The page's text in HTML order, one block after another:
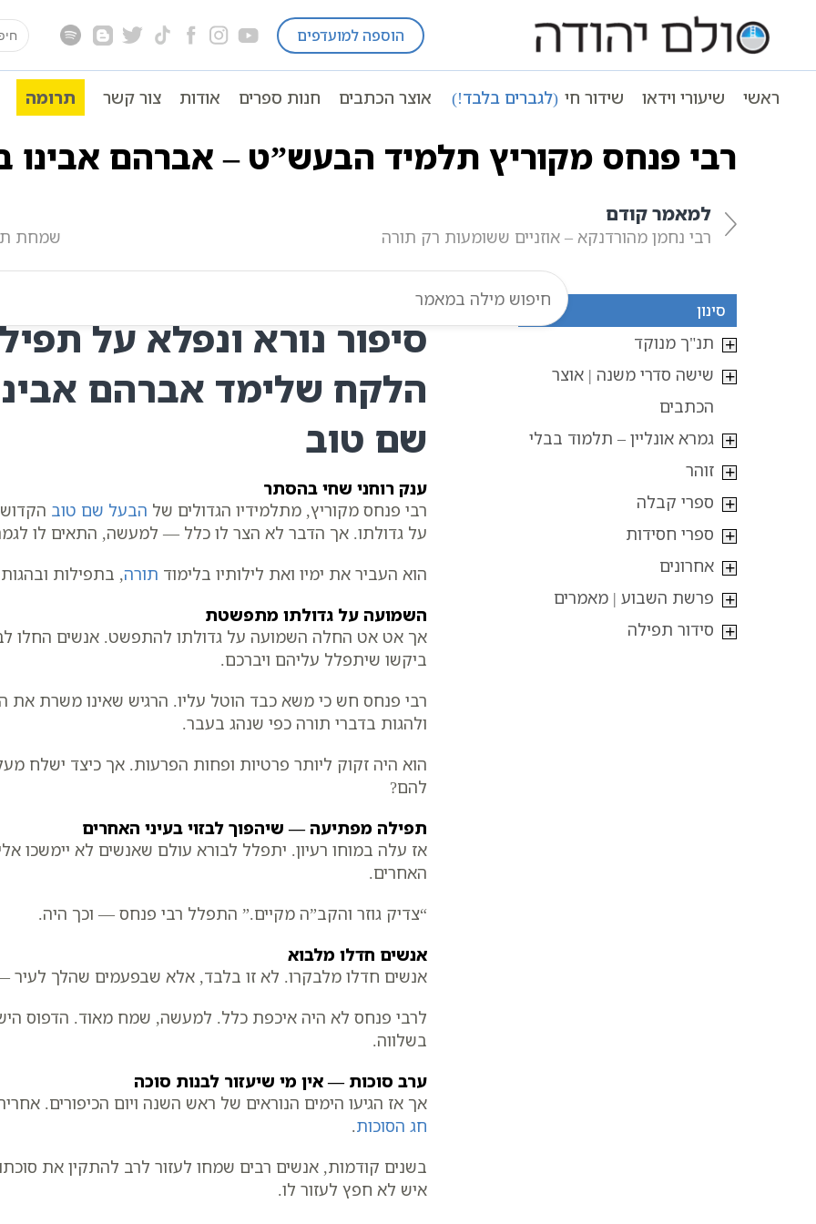
הוספה למועדפים for:
ראשי שיעורי וידאו שידור חי (לגברים בלבד!) אוצר הכתבים חנות ספרים אודות צור קשר תרומה
עמוד ראשי אוצר הכתבים סיפורי הבעל שם טוב רבי פנחס מקוריץ תלמיד הבעש”ט –
ספריה תורנית לספרי חסידות| ספריה וירטואלית לכל ספרי החסידות | ספרי אשלג | כתבי חב”ד | אוצר
רבי פנחס מקוריץ תלמיד הבעש”ט – אברהם
למאמר קודם
רבי נחמן מהורדנקא – אוזניים ששומעות רק תורה שמחת
סיפור נורא ונפלא על
הלקח שלימד אברהם
שם טוב
ענק רוחני שחי בהסתר
רבי פנחס מקוריץ, מתלמידיו הגדולים של הבעל שם טוב
על גדולתו. אך הדבר לא הצר לו כלל — למעשה, התאים לו
הוא העביר את ימיו ואת לילותיו בלימוד תורה, בתפילות
השמועה על גדולתו מתפשטת
אך אט אט החלה השמועה על גדולתו להתפשט. אנשים החלו
ביקשו שיתפלל עליהם ויברכם.
רבי פנחס חש כי משא כבד הוטל עליו. הרגיש שאינו משרת את
ולהגות בדברי תורה כפי שנהג בעבר.
הוא היה זקוק ליותר פרטיות ופחות הפרעות. אך כיצד ישלח
להם?
תפילה מפתיעה — שיהפוך לבזוי בעיני האחרים
אז עלה במוחו רעיון. יתפלל לבורא עולם שאנשים לא יימשכו
האחרים.
“צדיק גוזר והקב”ה מקיים.” התפלל רבי פנחס — וכך היה.
אנשים חדלו מלבוא
אנשים חדלו מלבקרו. לא זו בלבד, אלא שבפעמים שהלך לעיר
לרבי פנחס לא היה איכפת כלל. למעשה, שמח מאוד. הדפוס
בשלווה.
ערב סוכות — אין מי שיעזור לבנות סוכה
אך אז הגיעו הימים הנוראים של ראש השנה ויום הכיפורים.
חג הסוכות.
בשנים קודמות, אנשים רבים שמחו לעזור לרב להתקין את
איש לא חפץ לעזור לו.
סינון
תנ"ך מנוקד
שישה סדרי משנה | אוצר
הכתבים
גמרא אונליין – תלמוד בבלי
זוהר
ספרי קבלה
ספרי חסידות
אחרונים
פרשת השבוע | מאמרים
סידור תפילה